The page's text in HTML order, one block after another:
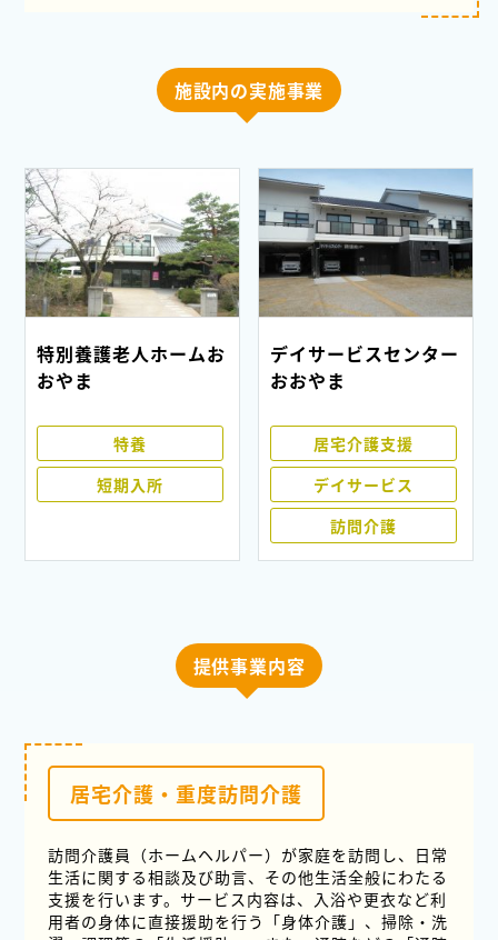
施設内の実施事業
特別養護老人ホームお
おやま
特養
短期入所
デイサービスセンター
おおやま
居宅介護支援
デイサービス
訪問介護
提供事業内容
居宅介護・重度訪問介護
訪問介護員（ホームヘルパー）が家庭を訪問し、日常
生活に関する相談及び助言、その他生活全般にわたる
支援を行います。サービス内容は、入浴や更衣など利
用者の身体に直接援助を行う「身体介護」、掃除・洗